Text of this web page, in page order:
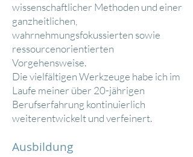
wissenschaftlicher Methoden und einer
ganzheitlichen,
wahrnehmungsfokussierten sowie
ressourcenorientierten
Vorgehensweise.
Die vielfältigen Werkzeuge habe ich im
Laufe meiner über 20-jährigen
Berufserfahrung kontinuierlich
weiterentwickelt und verfeinert.
Ausbildung